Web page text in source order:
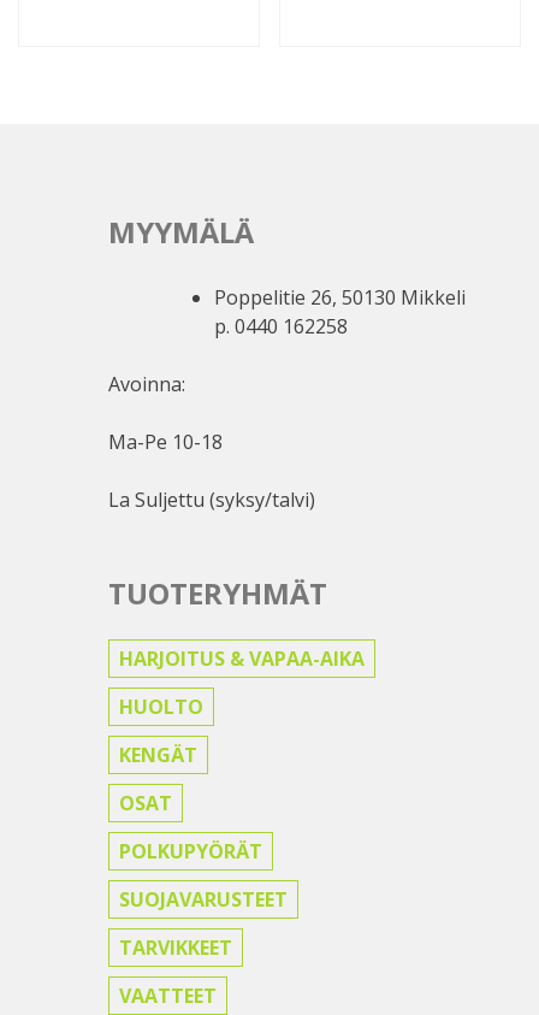
MYYMÄLÄ
Poppelitie 26, 50130 Mikkeli
p. 0440 162258
Avoinna:
Ma-Pe 10-18
La Suljettu (syksy/talvi)
TUOTERYHMÄT
HARJOITUS & VAPAA-AIKA
HUOLTO
KENGÄT
OSAT
POLKUPYÖRÄT
SUOJAVARUSTEET
TARVIKKEET
VAATTEET